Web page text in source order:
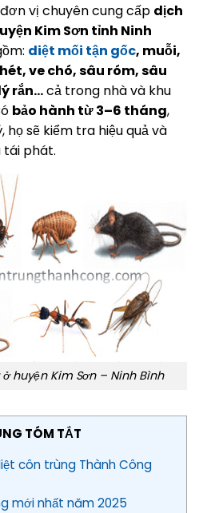
vị chuyên cung cấp dịch
Kim Sơn tỉnh Ninh
diệt mối tận gốc, muỗi,
ve chó, sâu róm, sâu
rắn…cả trong nhà và khu
bảo hành từ 3–6 tháng,
họ sẽ kiểm tra hiệu quả và
tái phát.
huyện Kim Sơn – Ninh Bình
TÓM TẮT
côn trùng Thành Công
mới nhất năm 2025